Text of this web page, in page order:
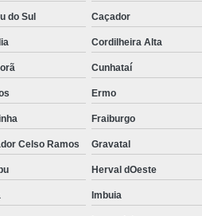
do Sul Caçador
Cordilheira Alta
Cunhataí
Ermo
Fraiburgo
Celso Ramos Gravatal
Herval dOeste
Imbuia